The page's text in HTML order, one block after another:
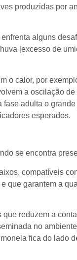
produzidas por
alguns
[excesso de
o calor, por
a oscilação
adulta o
esperados.
se encontra
compatíveis
que garantem a
reduzem a
no
fica do lado